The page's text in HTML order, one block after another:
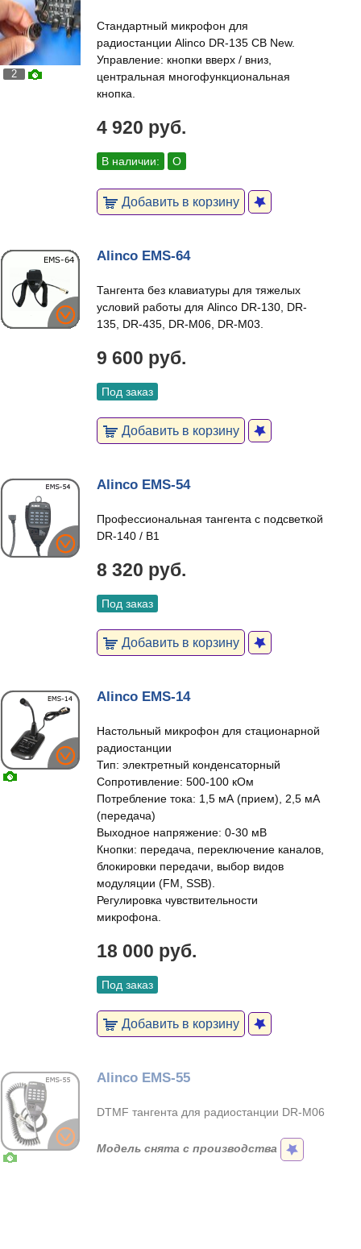
2
Стандартный микрофон для
радиостанции Alinco DR-135 CB New.
Управление: кнопки вверх / вниз,
центральная многофункциональная
кнопка.
4 920 руб.
В наличии: О
Добавить в корзину
Alinco EMS-64
Тангента без клавиатуры для тяжелых
условий работы для Alinco DR-130, DR-
135, DR-435, DR-M06, DR-M03.
9 600 руб.
Под заказ
Добавить в корзину
Alinco EMS-54
Профессиональная тангента с подсветкой
DR-140 / B1
8 320 руб.
Под заказ
Добавить в корзину
Alinco EMS-14
Настольный микрофон для стационарной
радиостанции
Тип: электретный конденсаторный
Сопротивление: 500-100 кОм
Потребление тока: 1,5 мА (прием), 2,5 мА
(передача)
Выходное напряжение: 0-30 мВ
Кнопки: передача, переключение каналов,
блокировки передачи, выбор видов
модуляции (FM, SSB).
Регулировка чувствительности
микрофона.
18 000 руб.
Под заказ
Добавить в корзину
Alinco EMS-55
DTMF тангента для радиостанции DR-M06
Модель снята с производства